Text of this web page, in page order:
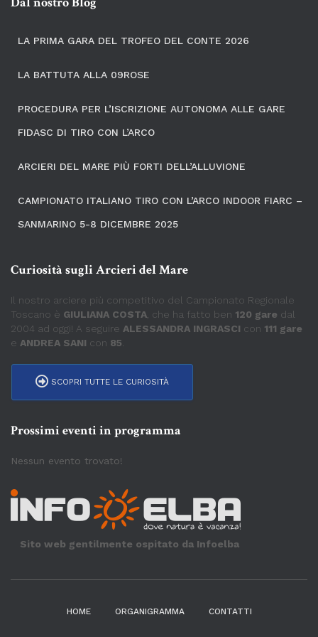
LA PRIMA GARA DEL TROFEO DEL CONTE 2026
LA BATTUTA ALLA 09ROSE
PROCEDURA PER L’ISCRIZIONE AUTONOMA ALLE GARE
FIDASC DI TIRO CON L’ARCO
ARCIERI DEL MARE PIÙ FORTI DELL’ALLUVIONE
CAMPIONATO ITALIANO TIRO CON L’ARCO INDOOR FIARC –
SANMARINO 5-8 DICEMBRE 2025
Curiosità sugli Arcieri del Mare
Il nostro arciere più competitivo del Campionato Regionale
Toscano è GIULIANA COSTA , che ha fatto ben 120 gare dal
2004 ad oggi! A seguire ALESSANDRA INGRASCI con 111 gare
e ANDREA SANI con 85
SCOPRI TUTTE LE CURIOSITÀ
Prossimi eventi in programma
Nessun evento trovato!
Sito web gentilmente ospitato da Infoelba
HOME ORGANIGRAMMA CONTATTI